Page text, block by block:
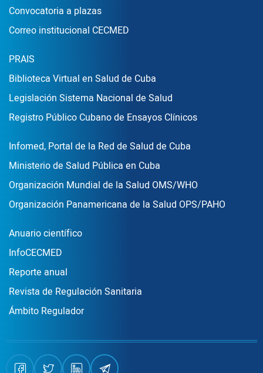
Convocatoria a plazas
Correo institucional CECMED
Enlace Footer2
PRAIS
Biblioteca Virtual en Salud de Cuba
Legislación Sistema Nacional de Salud
Registro Público Cubano de Ensayos Clínicos
Enlace Footer3
Infomed, Portal de la Red de Salud de Cuba
Ministerio de Salud Pública en Cuba
Organización Mundial de la Salud OMS/WHO
Organización Panamericana de la Salud OPS/PAHO
Publicaciones
Anuario científico
InfoCECMED
Reporte anual
Revista de Regulación Sanitaria
Ámbito Regulador